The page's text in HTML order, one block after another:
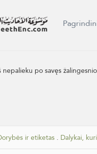
nepalieku po savęs
ir etiketas . Dalykai,